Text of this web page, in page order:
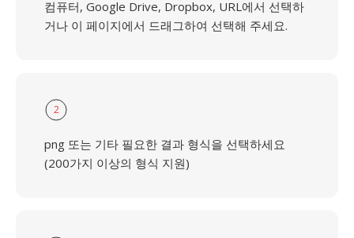
컴퓨터, Google Drive, Dropbox, URL에서 선택하
거나 이 페이지에서 드래그하여 선택해 주세요.
2
png 또는 기타 필요한 결과 형식을 선택하세요
(200가지 이상의 형식 지원)